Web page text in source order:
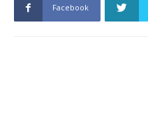
Facebook